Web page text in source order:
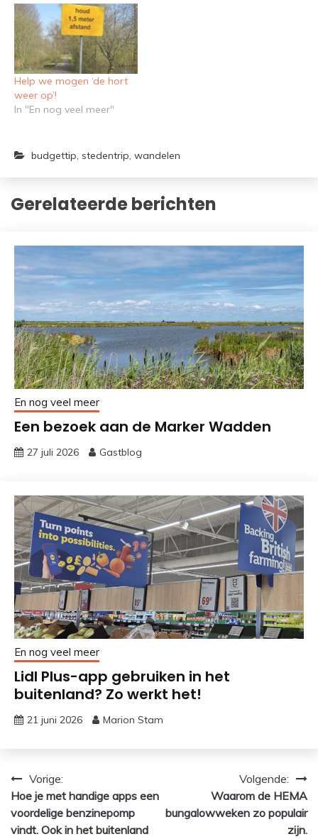
Help we mogen ‘de hort
weer op’!
In "En nog veel meer"
budgettip, stedentrip, wandelen
Gerelateerde berichten
En nog veel meer
Een bezoek aan de Marker Wadden
27 juli 2026 Gastblog
En nog veel meer
Lidl Plus-app gebruiken in het
buitenland? Zo werkt het!
21 juni 2026 Marion Stam
Bericht
navigatie
Vorige:
Hoe je met handige apps een
voordelige benzinepomp
vindt. Ook in het buitenland
Volgende:
Waarom de HEMA
bungalowweken zo populair
zijn.